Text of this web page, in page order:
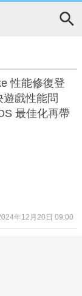
性能修復登
戲性能問
最佳化再帶
年12月20日 09:00